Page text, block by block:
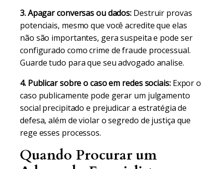
3. Apagar conversas ou dados: Destruir provas
potenciais, mesmo que você acredite que elas
não são importantes, gera suspeita e pode ser
configurado como crime de fraude processual.
Guarde tudo para que seu advogado analise.
4. Publicar sobre o caso em redes sociais:Expor o
caso publicamente pode gerar um julgamento
social precipitado e prejudicar a estratégia de
defesa, além de violar o segredo de justiça que
rege esses processos.
Quando Procurar um